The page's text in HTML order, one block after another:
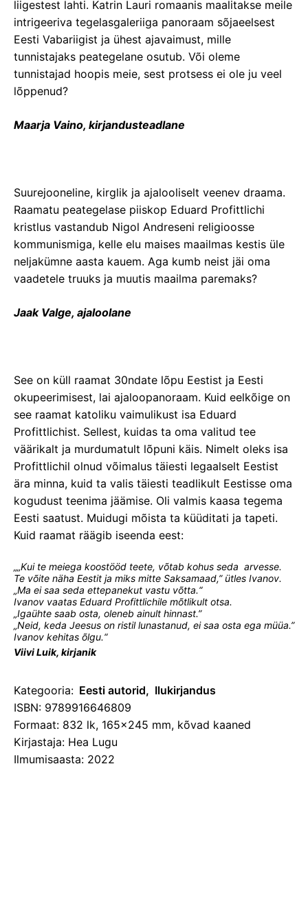
liigestest lahti. Katrin Lauri romaanis maalitakse meile
intrigeeriva tegelasgaleriiga panoraam sõjaeelsest
Eesti Vabariigist ja ühest ajavaimust, mille
tunnistajaks peategelane osutub. Või oleme
tunnistajad hoopis meie, sest protsess ei ole ju veel
lõppenud?
Maarja Vaino, kirjandusteadlane
Suurejooneline, kirglik ja ajalooliselt veenev draama.
Raamatu peategelase piiskop Eduard Profittlichi
kristlus vastandub Nigol Andreseni religioosse
kommunismiga, kelle elu maises maailmas kestis üle
neljakümne aasta kauem. Aga kumb neist jäi oma
vaadetele truuks ja muutis maailma paremaks?
Jaak Valge, ajaloolane
See on küll raamat 30ndate lõpu Eestist ja Eesti
okupeerimisest, lai ajaloopanoraam. Kuid eelkõige on
see raamat katoliku vaimulikust isa Eduard
Profittlichist. Sellest, kuidas ta oma valitud tee
väärikalt ja murdumatult lõpuni käis. Nimelt oleks isa
Profittlichil olnud võimalus täiesti legaalselt Eestist
ära minna, kuid ta valis täiesti teadlikult Eestisse oma
kogudust teenima jäämise. Oli valmis kaasa tegema
Eesti saatust. Muidugi mõista ta küüditati ja tapeti.
Kuid raamat räägib iseenda eest:
„„Kui te meiega koostööd teete, võtab kohus seda arvesse.
Te võite näha Eestit ja miks mitte Saksamaad,” ütles Ivanov.
„Ma ei saa seda ettepanekut vastu võtta.“
Ivanov vaatas Eduard Profittlichile mõtlikult otsa.
„Igaühte saab osta, oleneb ainult hinnast.”
„Neid, keda Jeesus on ristil lunastanud, ei saa osta ega müüa.”
Ivanov kehitas õlgu.“
Viivi Luik, kirjanik
Kategooria: Eesti autorid
Ilukirjandus
ISBN: 9789916646809
Formaat: 832 lk, 165x245 mm, kõvad kaaned
Kirjastaja: Hea Lugu
Ilmumisaasta: 2022